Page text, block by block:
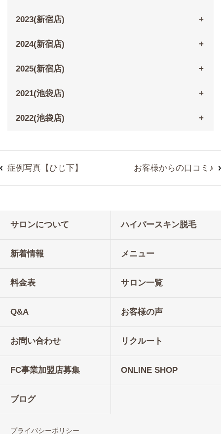
2023(新宿店)
2024(新宿店)
2025(新宿店)
2021(池袋店)
2022(池袋店)
症例写真【ひじ下】 お客様からの口コミ♪
サロンについて ハイパースキン脱毛
新着情報 メニュー
料金表 サロン一覧
Q&A お客様の声
お問い合わせ リクルート
FC事業加盟店募集 ONLINE SHOP
ブログ
プライバシーポリシー